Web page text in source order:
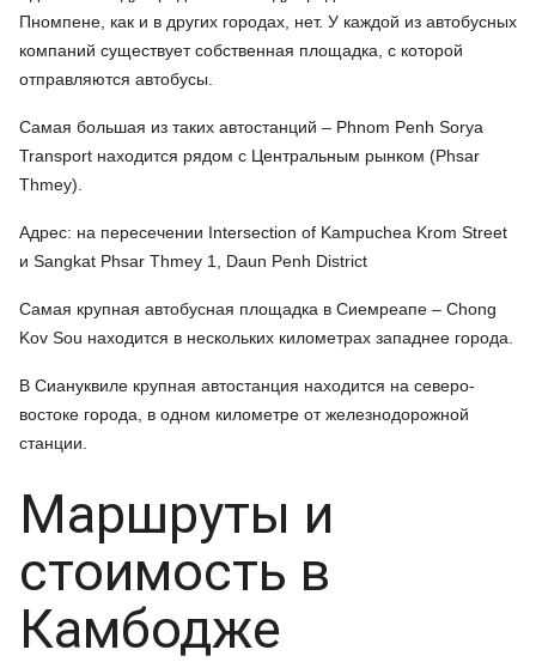
Пномпене, как и в других городах, нет. У каждой из автобусных
компаний существует собственная площадка, с которой
отправляются автобусы.
Самая большая из таких автостанций – Phnom Penh Sorya
Transport находится рядом с Центральным рынком (Phsar
Thmey).
Адрес: на пересечении Intersection of Kampuchea Krom Street
и Sangkat Phsar Thmey 1, Daun Penh District
Самая крупная автобусная площадка в Сиемреапе – Chong
Kov Sou находится в нескольких километрах западнее города.
В Сиануквиле крупная автостанция находится на северо-
востоке города, в одном километре от железнодорожной
станции.
Маршруты и
стоимость в
Камбодже